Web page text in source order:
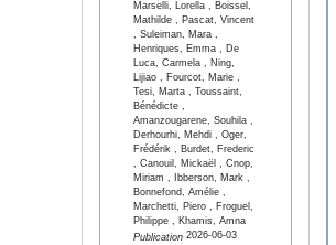
Marselli, Lorella , Boissel,
Mathilde , Pascat, Vincent
, Suleiman, Mara ,
Henriques, Emma , De
Luca, Carmela , Ning,
Lijiao , Fourcot, Marie ,
Tesi, Marta , Toussaint,
Bénédicte ,
Amanzougarene, Souhila ,
Derhourhi, Mehdi , Oger,
Frédérik , Burdet, Frederic
, Canouil, Mickaël , Cnop,
Miriam , Ibberson, Mark ,
Bonnefond, Amélie ,
Marchetti, Piero , Froguel,
Philippe , Khamis, Amna
Publication2026-06-03